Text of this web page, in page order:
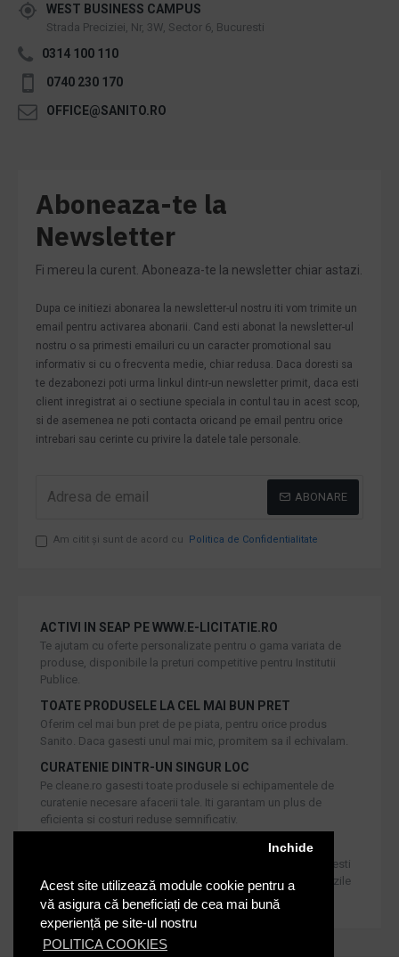
Acest site utilizează module cookie pentru a
vă asigura că beneficiați de cea mai bună
experiență pe site-ul nostru
POLITICA COOKIES
Inchide
WEST BUSINESS CAMPUS
Strada Preciziei, Nr, 3W, Sector 6, Bucuresti
0314 100 110
0740 230 170
OFFICE@SANITO.RO
Aboneaza-te la
Newsletter
Fi mereu la curent. Aboneaza-te la newsletter chiar astazi.
Dupa ce initiezi abonarea la newsletter-ul nostru iti vom trimite un
email pentru activarea abonarii. Cand esti abonat la newsletter-ul
nostru o sa primesti emailuri cu un caracter promotional sau
informativ si cu o frecventa medie, chiar redusa. Daca doresti sa
te dezabonezi poti urma linkul dintr-un newsletter primit, daca esti
client inregistrat ai o sectiune speciala in contul tau in acest scop,
si de asemenea ne poti contacta oricand pe email pentru orice
intrebari sau cerinte cu privire la datele tale personale.
ABONARE
Am citit şi sunt de acord cu Politica de Confidentialitate
ACTIVI IN SEAP PE WWW.E-LICITATIE.RO
Te ajutam cu oferte personalizate pentru o gama variata de
produse, disponibile la preturi competitive pentru Institutii
Publice.
TOATE PRODUSELE LA CEL MAI BUN PRET
Oferim cel mai bun pret de pe piata, pentru orice produs
Sanito. Daca gasesti unul mai mic, promitem sa il echivalam.
CURATENIE DINTR-UN SINGUR LOC
Pe cleane.ro gasesti toate produsele si echipamentele de
curatenie necesare afacerii tale. Iti garantam un plus de
eficienta si costuri reduse semnificativ.
Iti oferim produse de cea mai inalta calitate, dar daca doresti
inlocuirea sau returnarea lor, noi asiguram returul in 30 de zile
de la achizitie catre consumatori.